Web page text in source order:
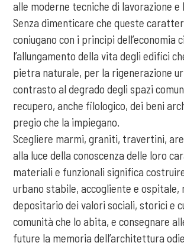
alle moderne tecniche di lavorazione e
Senza dimenticare che queste
coniugano con i principi dell’economia
l’allungamento della vita degli edifici
pietra naturale, per la rigenerazione
contrasto al degrado degli spazi
recupero, anche filologico, dei beni
pregio che la impiegano.
Scegliere marmi, graniti, travertini,
alla luce della conoscenza delle loro
materiali e funzionali significa
urbano stabile, accogliente e ospitale,
depositario dei valori sociali, storici e
comunità che lo abita, e consegnare
future la memoria dell’architettura